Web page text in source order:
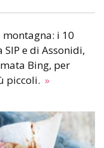
i 10
e di Assonidi,
Bing, per
piccoli. »